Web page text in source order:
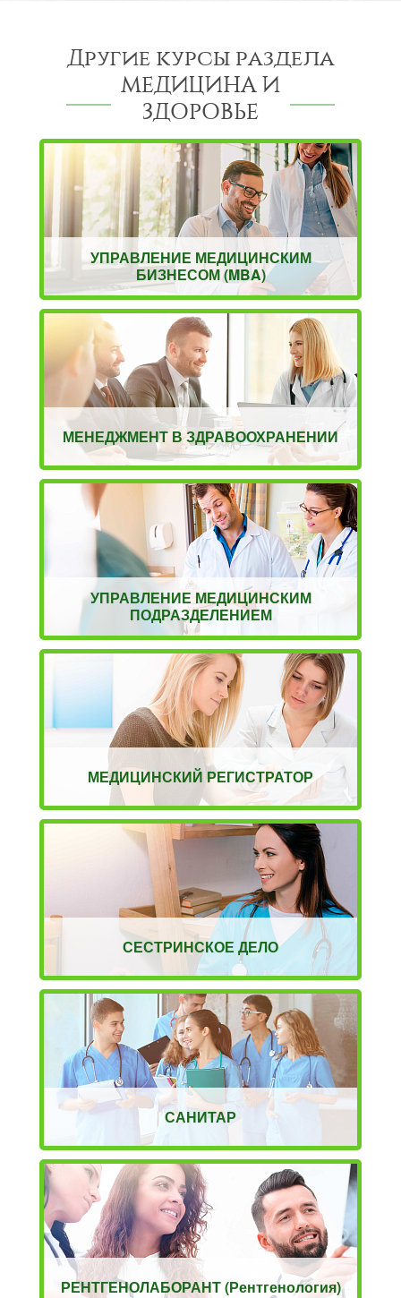
Другие курсы раздела
МЕДИЦИНА И
ЗДОРОВЬЕ
УПРАВЛЕНИЕ МЕДИЦИНСКИМ
БИЗНЕСОМ (MBA)
МЕНЕДЖМЕНТ В ЗДРАВООХРАНЕНИИ
УПРАВЛЕНИЕ МЕДИЦИНСКИМ
ПОДРАЗДЕЛЕНИЕМ
МЕДИЦИНСКИЙ РЕГИСТРАТОР
СЕСТРИНСКОЕ ДЕЛО
САНИТАР
РЕНТГЕНОЛАБОРАНТ (Рентгенология)